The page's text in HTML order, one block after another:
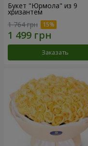
Букет "Юрмола" из 9
хризантем
1 764 грн
Заказать